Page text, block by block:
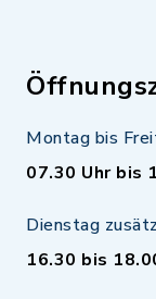
Montag bis
07.30 Uhr bis
Dienstag
16.30 bis